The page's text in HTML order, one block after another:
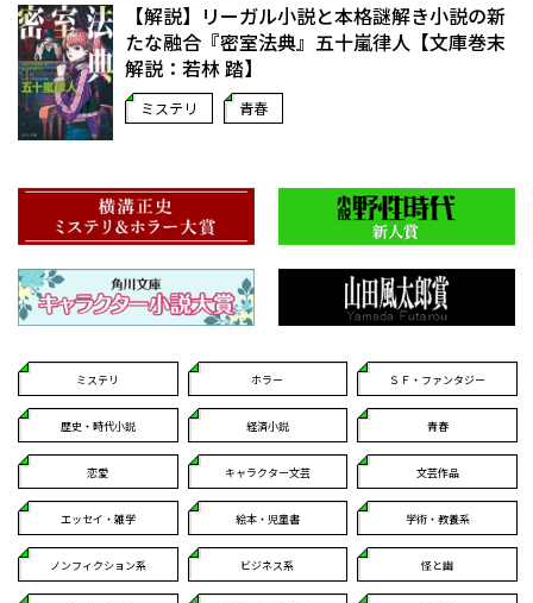
【解説】リーガル小説と本格謎解き小説の新
たな融合――『密室法典』五十嵐律人【文庫巻末
解説：若林 踏】
ミステリ 青春
ミステリ ホラー ＳＦ・ファンタジー
歴史・時代小説 経済小説 青春
恋愛 キャラクター文芸 文芸作品
エッセイ・雑学 絵本・児童書 学術・教養系
ノンフィクション系 ビジネス系 怪と幽